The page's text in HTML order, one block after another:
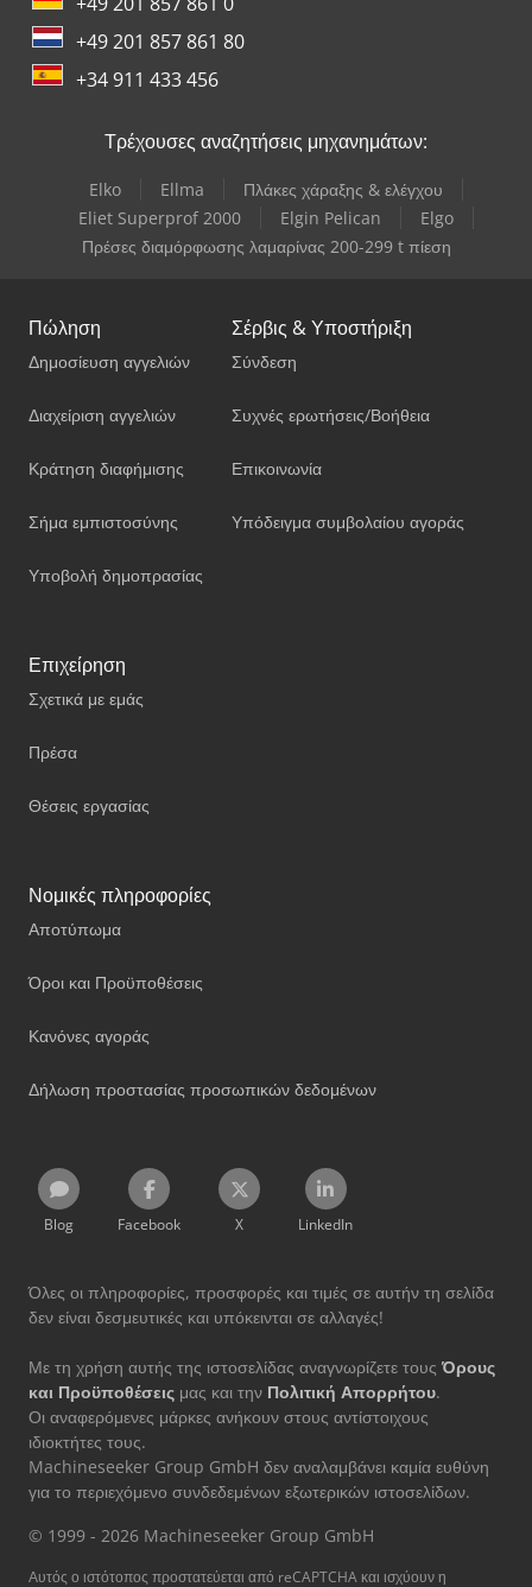
+49 201 857 861 80
+34 911 433 456
Τρέχουσες αναζητήσεις μηχανημάτων:
Elko Ellma
Πλάκες χάραξης & ελέγχου
Eliet Superprof 2000
Elgin Pelican
Elgo
Πρέσες διαμόρφωσης λαμαρίνας 200-299 t πίεση
Πώληση
Δημοσίευση αγγελιών
Διαχείριση αγγελιών
Κράτηση διαφήμισης
Σήμα εμπιστοσύνης
Υποβολή δημοπρασίας
Σέρβις & Υποστήριξη
Σύνδεση
Συχνές ερωτήσεις/Βοήθεια
Επικοινωνία
Υπόδειγμα συμβολαίου αγοράς
Επιχείρηση
Σχετικά με εμάς
Πρέσα
Θέσεις εργασίας
Νομικές πληροφορίες
Αποτύπωμα
Όροι και Προϋποθέσεις
Κανόνες αγοράς
Δήλωση προστασίας προσωπικών δεδομένων
Blog Facebook X LinkedIn
Όλες οι πληροφορίες, προσφορές και τιμές σε αυτήν τη σελίδα
δεν είναι δεσμευτικές και υπόκεινται σε αλλαγές!
Με τη χρήση αυτής της ιστοσελίδας αναγνωρίζετε τους Όρους
και Προϋποθέσεις μας και την Πολιτική Απορρήτου.
Οι αναφερόμενες μάρκες ανήκουν στους αντίστοιχους
ιδιοκτήτες τους.
Machineseeker Group GmbH δεν αναλαμβάνει καμία ευθύνη
για το περιεχόμενο συνδεδεμένων εξωτερικών ιστοσελίδων.
© 1999 - 2026 Machineseeker Group GmbH
Αυτός ο ιστότοπος προστατεύεται από reCAPTCHA και ισχύουν η